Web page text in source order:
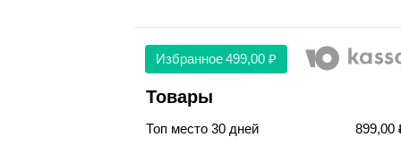
Избранное 499,00 ₽
Товары
Топ место 30 дней 899,00